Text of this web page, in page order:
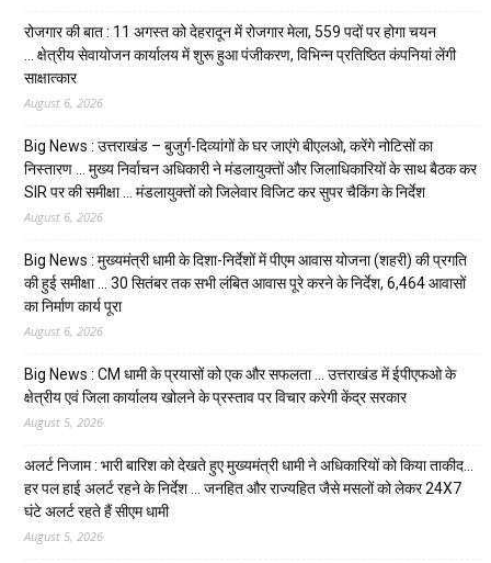
रोजगार की बात : 11 अगस्त को देहरादून में रोजगार मेला, 559 पदों पर होगा चयन
… क्षेत्रीय सेवायोजन कार्यालय में शुरू हुआ पंजीकरण, विभिन्न प्रतिष्ठित कंपनियां लेंगी
साक्षात्कार
August 6, 2026
Big News : उत्तराखंड – बुजुर्ग-दिव्यांगों के घर जाएंगे बीएलओ, करेंगे नोटिसों का
निस्तारण … मुख्य निर्वाचन अधिकारी ने मंडलायुक्तों और जिलाधिकारियों के साथ बैठक कर
SIR पर की समीक्षा … मंडलायुक्तों को जिलेवार विजिट कर सुपर चैकिंग के निर्देश
August 6, 2026
Big News : मुख्यमंत्री धामी के दिशा-निर्देशों में पीएम आवास योजना (शहरी) की प्रगति
की हुई समीक्षा … 30 सितंबर तक सभी लंबित आवास पूरे करने के निर्देश, 6,464 आवासों
का निर्माण कार्य पूरा
August 6, 2026
Big News : CM धामी के प्रयासों को एक और सफलता … उत्तराखंड में ईपीएफओ के
क्षेत्रीय एवं जिला कार्यालय खोलने के प्रस्ताव पर विचार करेगी केंद्र सरकार
August 5, 2026
अलर्ट निजाम : भारी बारिश को देखते हुए मुख्यमंत्री धामी ने अधिकारियों को किया ताकीद…
हर पल हाई अलर्ट रहने के निर्देश … जनहित और राज्यहित जैसे मसलों को लेकर 24X7
घंटे अलर्ट रहते हैं सीएम धामी
August 5, 2026